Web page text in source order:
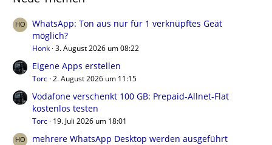
WhatsApp: Ton aus nur für 1 verknüpftes Geät
möglich?
Honk 3. August 2026 um 08:22
Eigene Apps erstellen
Torc 2. August 2026 um 11:15
Vodafone verschenkt 100 GB: Prepaid-Allnet-Flat
kostenlos testen
Torc 19. Juli 2026 um 18:01
mehrere WhatsApp Desktop werden ausgeführt